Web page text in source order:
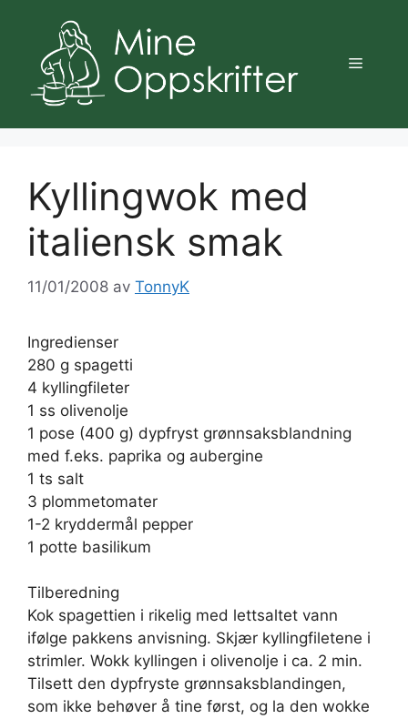
innhold
Meny
Kyllingwok med
italiensk smak
11/01/2008 av TonnyK
Ingredienser
280 g spagetti
4 kyllingfileter
1 ss olivenolje
1 pose (400 g) dypfryst grønnsaksblandning
med f.eks. paprika og aubergine
1 ts salt
3 plommetomater
1-2 kryddermål pepper
1 potte basilikum
Tilberedning
Kok spagettien i rikelig med lettsaltet vann
ifølge pakkens anvisning. Skjær kyllingfiletene i
strimler. Wokk kyllingen i olivenolje i ca. 2 min.
Tilsett den dypfryste grønnsaksblandingen,
som ikke behøver å tine først, og la den wokke